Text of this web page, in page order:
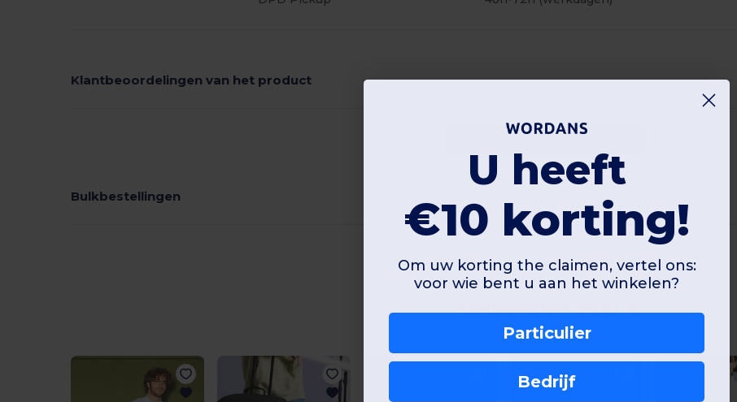
Klantbeoordelingen van het product
Een opmerking toevoegen
Bulkbestellingen
Aanbevolen voor u
U heeft
€10 korting!
Om uw korting the claimen, vertel ons:
voor wie bent u aan het winkelen?
Particulier
Bedrijf